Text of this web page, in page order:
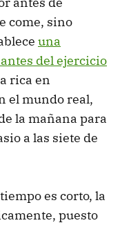
come, sino
una
del ejercicio
rica en
el mundo real,
la mañana para
a las siete de
es corto, la
puesto